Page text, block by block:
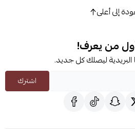
إلى أعلى
من يعرف!
البريدية ليصلك كل جديد.
اشترك